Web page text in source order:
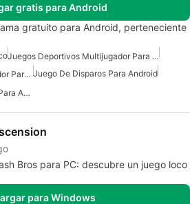
gratis para Android
gratuito para Android, perteneciente
Juegos Deportivos Multijugador Para Android
Juegos De Disparos Multijugador Para Android Juego De Disparos Para Android
Juegos De Disparos Gratuitos Para Android
Bros para PC: descubre un juego loco
para Windows